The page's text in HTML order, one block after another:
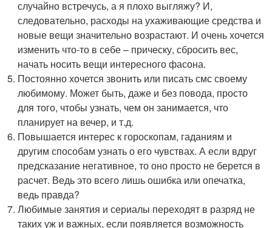
случайно встречусь, а я плохо выгляжу? И,
следовательно, расходы на ухаживающие средства и
новые вещи значительно возрастают. И очень хочется
изменить что-то в себе – прическу, сбросить вес,
начать носить вещи интересного фасона.
Постоянно хочется звонить или писать смс своему
любимому. Может быть, даже и без повода, просто
для того, чтобы узнать, чем он занимается, что
планирует на вечер, и т.д.
Повышается интерес к гороскопам, гаданиям и
другим способам узнать о его чувствах. А если вдруг
предсказание негативное, то оно просто не берется в
расчет. Ведь это всего лишь ошибка или опечатка,
ведь правда?
Любимые занятия и сериалы переходят в разряд не
таких уж и важных, если появляется возможность